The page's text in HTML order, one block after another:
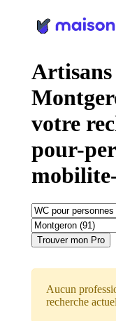
Artisans
votre
pour-
Trouver mon Pro
Aucun
recherche